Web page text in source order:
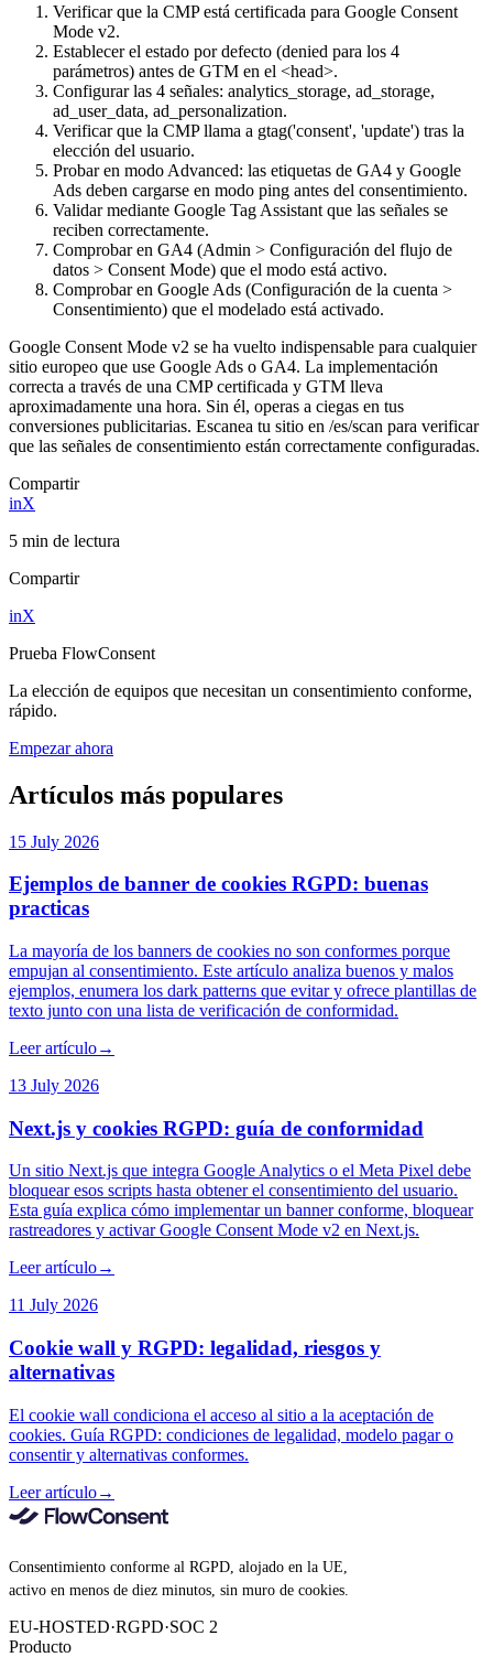
Verificar que la CMP está certificada para Google Consent
Mode v2.
Establecer el estado por defecto (denied para los 4
parámetros) antes de GTM en el <head>.
Configurar las 4 señales: analytics_storage, ad_storage,
ad_user_data, ad_personalization.
Verificar que la CMP llama a gtag('consent', 'update') tras la
elección del usuario.
Probar en modo Advanced: las etiquetas de GA4 y Google
Ads deben cargarse en modo ping antes del consentimiento.
Validar mediante Google Tag Assistant que las señales se
reciben correctamente.
Comprobar en GA4 (Admin > Configuración del flujo de
datos > Consent Mode) que el modo está activo.
Comprobar en Google Ads (Configuración de la cuenta >
Consentimiento) que el modelado está activado.
Google Consent Mode v2 se ha vuelto indispensable para cualquier
sitio europeo que use Google Ads o GA4. La implementación
correcta a través de una CMP certificada y GTM lleva
aproximadamente una hora. Sin él, operas a ciegas en tus
conversiones publicitarias. Escanea tu sitio en /es/scan para verificar
que las señales de consentimiento están correctamente configuradas.
Compartir
inX
5 min de lectura
Compartir
inX
Prueba FlowConsent
La elección de equipos que necesitan un consentimiento conforme,
rápido.
Empezar ahora
Artículos más populares
15 July 2026
Ejemplos de banner de cookies RGPD: buenas
practicas
La mayoría de los banners de cookies no son conformes porque
empujan al consentimiento. Este artículo analiza buenos y malos
ejemplos, enumera los dark patterns que evitar y ofrece plantillas de
texto junto con una lista de verificación de conformidad.
Leer artículo→
13 July 2026
Next.js y cookies RGPD: guía de conformidad
Un sitio Next.js que integra Google Analytics o el Meta Pixel debe
bloquear esos scripts hasta obtener el consentimiento del usuario.
Esta guía explica cómo implementar un banner conforme, bloquear
rastreadores y activar Google Consent Mode v2 en Next.js.
Leer artículo→
11 July 2026
Cookie wall y RGPD: legalidad, riesgos y
alternativas
El cookie wall condiciona el acceso al sitio a la aceptación de
cookies. Guía RGPD: condiciones de legalidad, modelo pagar o
consentir y alternativas conformes.
Leer artículo→
Consentimiento conforme al RGPD, alojado en la UE,
activo en menos de diez minutos, sin muro de cookies.
EU-HOSTED·RGPD·SOC 2
Producto